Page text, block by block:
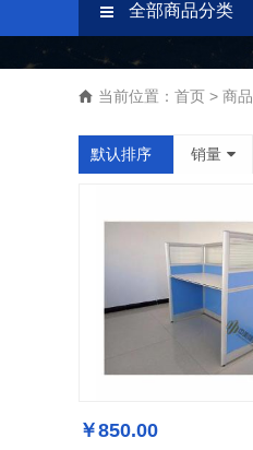
全部商品分类
当前位置： 首页 > 商
默认排序 销量
￥850.00